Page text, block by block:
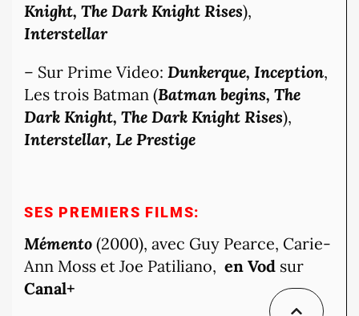
Knight, The Dark Knight Rises),
Interstellar
– Sur Prime Video: Dunkerque, Inception,
Les trois Batman (Batman begins, The
Dark Knight, The Dark Knight Rises),
Interstellar, Le Prestige
SES PREMIERS FILMS:
Mémento (2000), avec Guy Pearce, Carie-
Ann Moss et Joe Patiliano, en Vod sur
Canal+